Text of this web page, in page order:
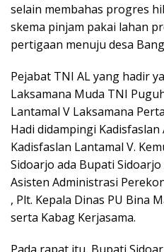
selain membahas progres
skema pinjam pakai lahan
pertigaan menuju desa
Pejabat TNI AL yang hadir
Laksamana Muda TNI
Lantamal V Laksamana
Hadi didampingi Kadisfaslan
Kadisfaslan Lantamal V.
Sidoarjo ada Bupati
Asisten Administrasi
, Plt. Kepala Dinas PU Bina
serta Kabag Kerjasama.
Pada rapat itu, Bupati